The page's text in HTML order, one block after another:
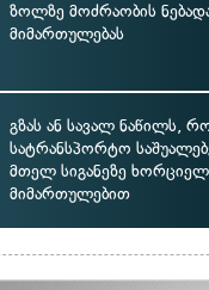
ზოლზე მოძრაობის
მიმართულებას
გზას ან სავალ ნაწილს,
სატრანსპორტო
მთელ სიგანეზე
მიმართულებით